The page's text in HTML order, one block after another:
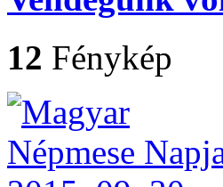
12 Fénykép